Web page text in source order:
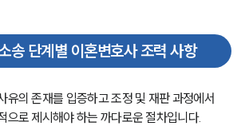
이혼 주요 업무사례
사례분석/최신동향
법률지식인
이혼소송·상담후기
송 단계별 이혼변호사 조력 사항
유의 존재를 입증하고 조정 및 재판 과정에서
으로 제시해야 하는 까다로운 절차입니다.